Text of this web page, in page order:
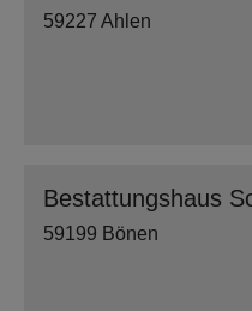
59227 Ahlen
Bestattungshaus
59199 Bönen